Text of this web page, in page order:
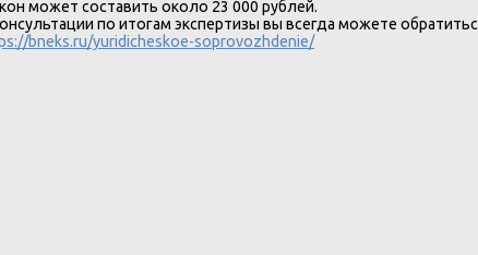
может составить около 23 000 рублей.
по итогам экспертизы вы всегда можете
bneks.ru/yuridicheskoe-soprovozhdenie/